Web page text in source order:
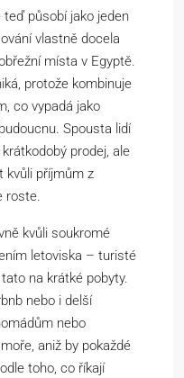
působí jako jeden
vlastně docela
místa v Egyptě.
protože kombinuje
co vypadá jako
Spousta lidí
prodej, ale
kvůli příjmům z
roste.
kvůli soukromé
letoviska – turisté
na krátké pobyty.
nebo i delší
nebo
aniž by pokaždé
toho, co říkají